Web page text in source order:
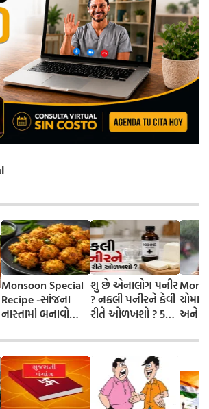
Monsoon Special
Recipe -સાંજના
નાસ્તામાં બનાવો
ભજીયા, એવો સ્વાદ કે
બટાકા-ડુંગળીના
ભજીયા પણ ભૂલી
જશો!
શુ છે એનાલોગ પનીર
? નકલી પનીરને કેવી
રીતે ઓળખશો ? 5
અને
ઉપાય